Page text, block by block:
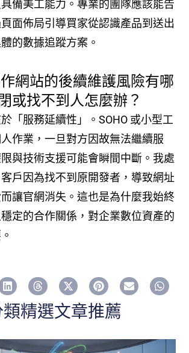
備美工能力。專業的團隊應該能告
面佈局引導買家從認識產品到送出
的數據追蹤方案。
網站的後續維護風險有哪
或找不到人怎麼辦？
「服務延續性」。SOHO 或小型工
作業，一旦對方因故無法繼續服
與技術支援可能會瞬間中斷。我處
戶因為找不到原開發者，導致網址
讓官網消失。這也是為什麼我始終
定的合作關係，對企業數位資產的
精選文章推薦